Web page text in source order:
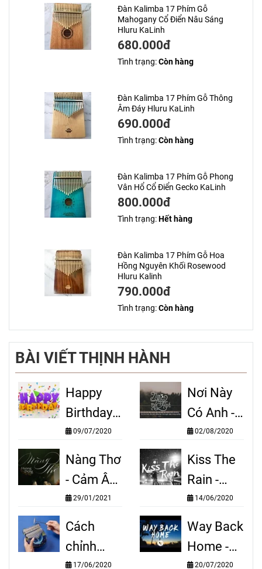
Đàn Kalimba 17 Phím Gỗ
Mahogany Cổ Điển Nâu Sáng
Hluru KaLinh
680.000đ
Tình trạng:Còn hàng
Đàn Kalimba 17 Phím Gỗ Thông
Âm Đáy Hluru KaLinh
690.000đ
Tình trạng:Còn hàng
Đàn Kalimba 17 Phím Gỗ Phong
Vân Hổ Cổ Điển Gecko KaLinh
800.000đ
Tình trạng:Hết hàng
Đàn Kalimba 17 Phím Gỗ Hoa
Hồng Nguyên Khối Rosewood
Hluru Kalinh
790.000đ
Tình trạng:Còn hàng
BÀI VIẾT THỊNH HÀNH
Happy
Birthday -
Cảm Âm
Kalimba
09/07/2020
Nơi Này
Có Anh -
Cảm Âm
Kalimba
02/08/2020
Nàng Thơ
- Cảm Âm
Kalimba
29/01/2021
Kiss The
Rain -
Cảm Âm
Kalimba
14/06/2020
Cách
chỉnh
17/06/2020
Way Back
Home -
20/07/2020